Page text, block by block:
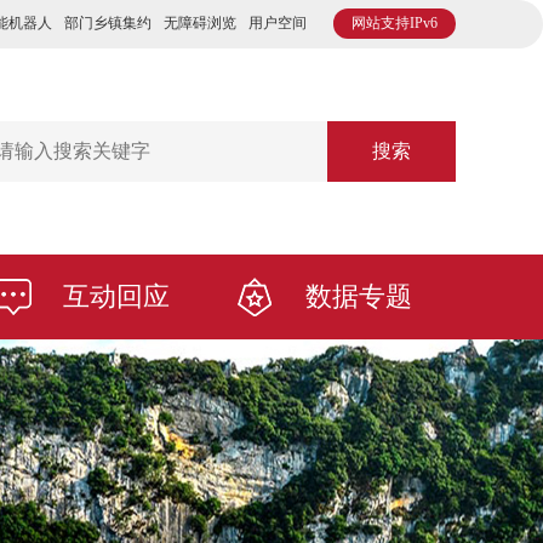
网站支持IPv6
机器人 部门乡镇集约 无障碍浏览 用户空间
搜索
互动回应 数据专题